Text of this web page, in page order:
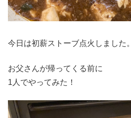
今日は初薪ストーブ点火しました。
お父さんが帰ってくる前に
1人でやってみた！